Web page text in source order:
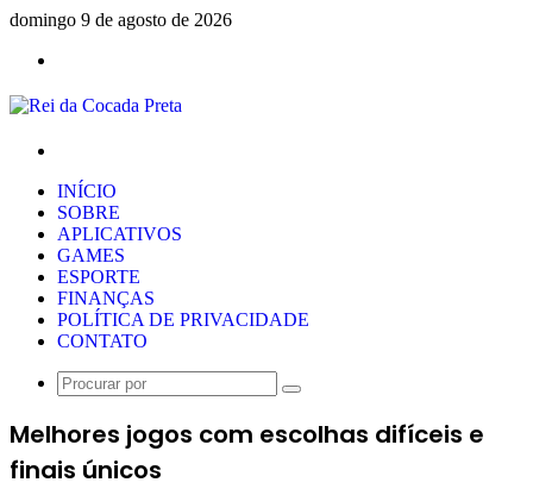
domingo 9 de agosto de 2026
INÍCIO
SOBRE
APLICATIVOS
GAMES
ESPORTE
FINANÇAS
POLÍTICA DE PRIVACIDADE
CONTATO
Procurar
Melhores jogos com escolhas difíceis e
finais únicos